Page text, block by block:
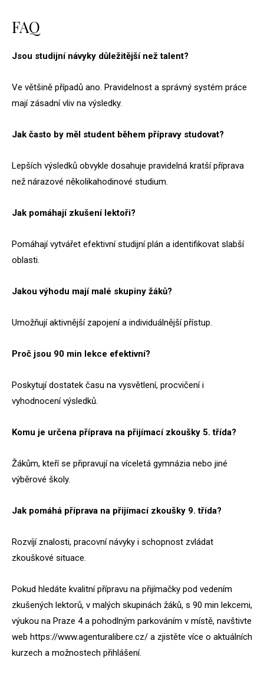
FAQ
Jsou studijní návyky důležitější než talent?
Ve většině případů ano. Pravidelnost a správný systém práce
mají zásadní vliv na výsledky.
Jak často by měl student během přípravy studovat?
Lepších výsledků obvykle dosahuje pravidelná kratší příprava
než nárazové několikahodinové studium.
Jak pomáhají zkušení lektoři?
Pomáhají vytvářet efektivní studijní plán a identifikovat slabší
oblasti.
Jakou výhodu mají malé skupiny žáků?
Umožňují aktivnější zapojení a individuálnější přístup.
Proč jsou 90 min lekce efektivní?
Poskytují dostatek času na vysvětlení, procvičení i
vyhodnocení výsledků.
Komu je určena příprava na přijímací zkoušky 5. třída?
Žákům, kteří se připravují na víceletá gymnázia nebo jiné
výběrové školy.
Jak pomáhá příprava na přijímací zkoušky 9. třída?
Rozvíjí znalosti, pracovní návyky i schopnost zvládat
zkouškové situace.
Pokud hledáte kvalitní přípravu na přijímačky pod vedením
zkušených lektorů, v malých skupinách žáků, s 90 min lekcemi,
výukou na Praze 4 a pohodlným parkováním v místě, navštivte
web https://www.agenturalibere.cz/ a zjistěte více o aktuálních
kurzech a možnostech přihlášení.